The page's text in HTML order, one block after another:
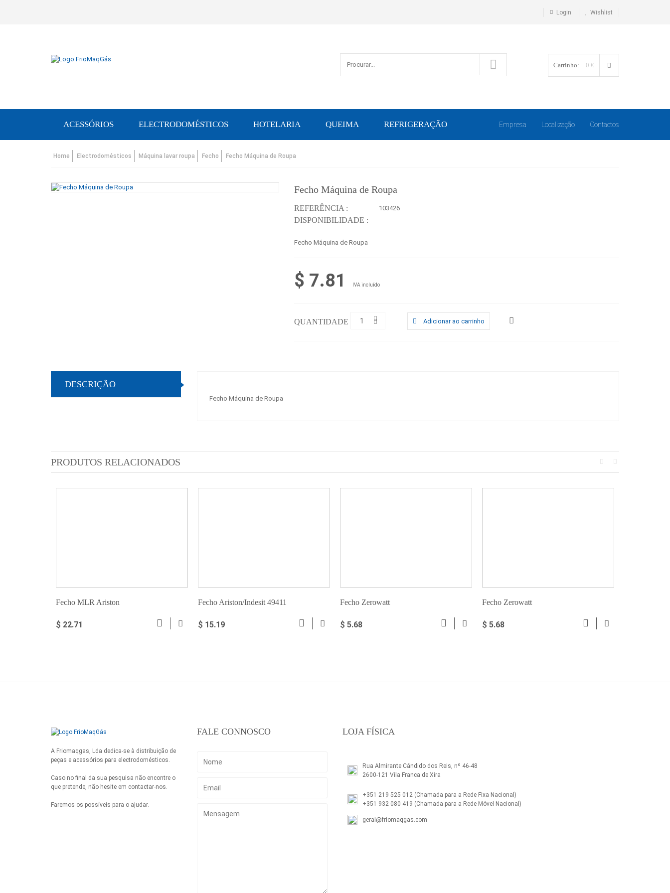
Login Wishlist
Carrinho: 0 €
ACESSÓRIOS ELECTRODOMÉSTICOS HOTELARIA QUEIMA REFRIGERAÇÃO Contactos
Localização
Empresa
Home Electrodomésticos Máquina lavar roupa Fecho Fecho Máquina de Roupa
Fecho Máquina de Roupa
REFERÊNCIA : 103426
DISPONIBILIDADE :
Fecho Máquina de Roupa
$ 7.81 IVA incluído
QUANTIDADE : Adicionar ao carrinho
DESCRIÇÃO
Fecho Máquina de Roupa
PRODUTOS RELACIONADOS
Fecho MLR Ariston
$ 22.71
Fecho Ariston/Indesit 49411
$ 15.19
Fecho Zerowatt
$ 5.68
Fecho Zerowatt
$ 5.68
A Friomaqgas, Lda dedica-se à distribuição de
peças e acessórios para electrodomésticos.
Caso no final da sua pesquisa não encontre o
que pretende, não hesite em contactar-nos.
Faremos os possíveis para o ajudar.
FALE CONNOSCO LOJA FÍSICA
Rua Almirante Cândido dos Reis, nº 46-48
2600-121 Vila Franca de Xira
+351 219 525 012 (Chamada para a Rede Fixa Nacional)
+351 932 080 419 (Chamada para a Rede Móvel Nacional)
geral@friomaqgas.com